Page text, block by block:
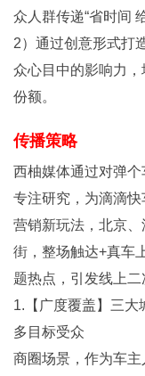
众人群传递“省时间
2）通过创意形式打
众心目中的影响力
份额。
传播策略
西柚媒体通过对弹
专注研究，为滴滴
营销新玩法，北京
街，整场触达+真车
题热点，引发线上二
1.【广度覆盖】三大
多目标受众
商圈场景，作为车